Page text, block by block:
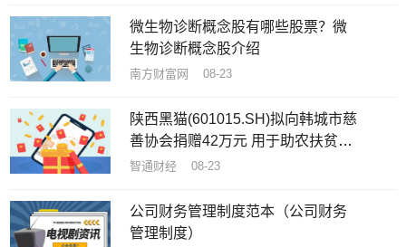
微生物诊断概念股有哪些股票？微
生物诊断概念股介绍
南方财富网 08-23
陕西黑猫(601015.SH)拟向韩城市慈
善协会捐赠42万元 用于助农扶贫和
慈善事业
智通财经 08-23
公司财务管理制度范本（公司财务
管理制度）